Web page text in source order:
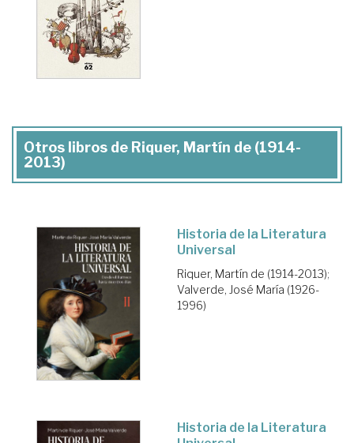
Otros libros de Riquer, Martín de (1914-
2013)
Historia de la Literatura
Universal
Riquer, Martín de (1914-2013);
Valverde, José María (1926-
1996)
Historia de la Literatura